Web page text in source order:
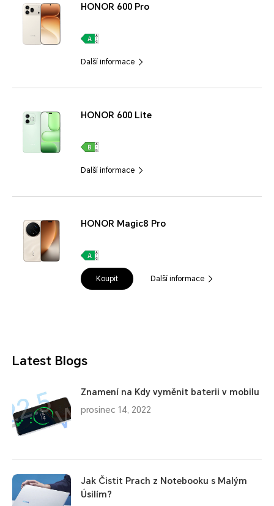
HONOR 600 Pro
Další informace
HONOR 600 Lite
Další informace
HONOR Magic8 Pro
Koupit Další informace
Latest Blogs
Znamení na Kdy vyměnit baterii v mobilu
prosinec 14, 2022
Jak Čistit Prach z Notebooku s Malým
Úsilím?